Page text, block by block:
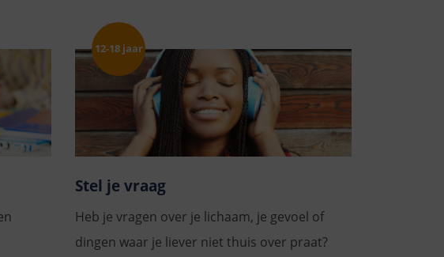
Stel je vraag
Heb je vragen over je lichaam, je gevoel of
dingen waar je liever niet thuis over praat?